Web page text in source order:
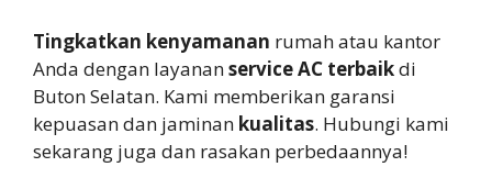
Tingkatkan kenyamanan rumah atau kantor
Anda dengan layananservice AC terbaikdi
Buton Selatan. Kami memberikan garansi
kepuasan dan jaminan kualitas. Hubungi kami
sekarang juga dan rasakan perbedaannya!